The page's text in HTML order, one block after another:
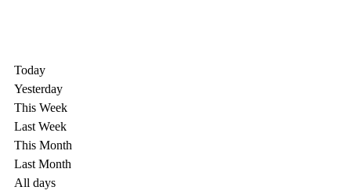
Today
Yesterday
This Week
Last Week
This Month
Last Month
All days